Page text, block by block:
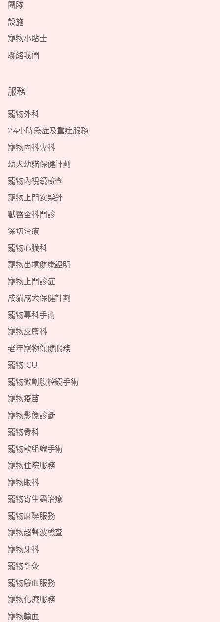
團隊
設施
寵物小貼士
聯絡我們
服務
寵物外科
24小時急症及重症服務
寵物內科專科
幼犬幼貓保健計劃
寵物內視鏡檢查
寵物上門安樂針
獸醫全科門診
深切治療
寵物心臟科
寵物出境健康證明
寵物上門診症
成貓成犬保健計劃
寵物專科手術
寵物皮膚科
老年寵物保健服務
寵物ICU
寵物微創腹腔鏡手術
寵物疫苗
寵物影像診斷
寵物骨科
寵物軟組織手術
寵物住院服務
寵物眼科
寵物寄生蟲治療
寵物麻醉服務
寵物超聲波檢查
寵物牙科
寵物針灸
寵物驗血服務
寵物化療服務
寵物輸血